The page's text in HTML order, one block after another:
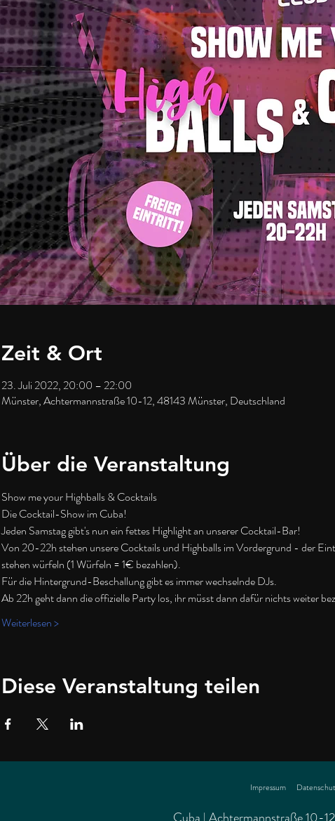
Zeit & Ort
23. Juli 2022, 20:00 – 22:00
Münster, Achtermannstraße 10-12, 48143 Münster, Deutschland
Über die Veranstaltung
Show me your Highballs & Cocktails
Die Cocktail-Show im Cuba!
Jeden Samstag gibt's nun ein fettes Highlight an unserer Cocktail-Bar!
Von 20-22h stehen unsere Cocktails und Highballs im Vordergrund - der
stehen würfeln (1 Würfeln = 1€ bezahlen).
Für die Hintergrund-Beschallung gibt es immer wechselnde DJs.
Ab 22h geht dann die offizielle Party los, ihr müsst dann dafür nichts weiter
Weiterlesen >
Diese Veranstaltung teilen
Impressum
Cuba | Achtermannstraße 10-